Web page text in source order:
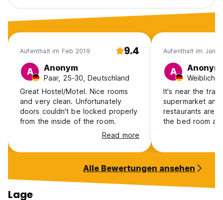
Aufenthalt im Feb 2019 9.4
A Anonym
Paar, 25-30, Deutschland
Great Hostel/Motel. Nice rooms
and very clean. Unfortunately
doors couldn't be locked properly
from the inside of the room.
Read more
Aufenthalt im Jan
A Anonym
It's near the
supermarket
restaurants are
the bed room
oven. It is clear
Alle Bewertungen ansehen
Lage